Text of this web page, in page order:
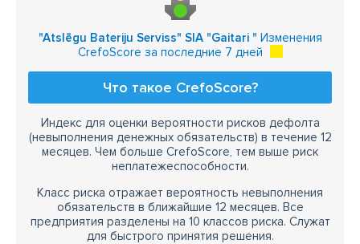
"Atslēgu Bateriju Serviss" SIA "Gaitari " Изменения
CrefoScore за последние 7 дней
Что такое CrefoScore?
Индекс для оценки вероятности рисков дефолта
(невыполнения денежных обязательств) в течение 12
месяцев. Чем больше CrefoScore, тем выше риск
неплатежеспособности.
Класс риска отражает вероятность невыполнения
обязательств в ближайшие 12 месяцев. Все
предприятия разделены на 10 классов риска. Служат
для быстрого принятия решения.